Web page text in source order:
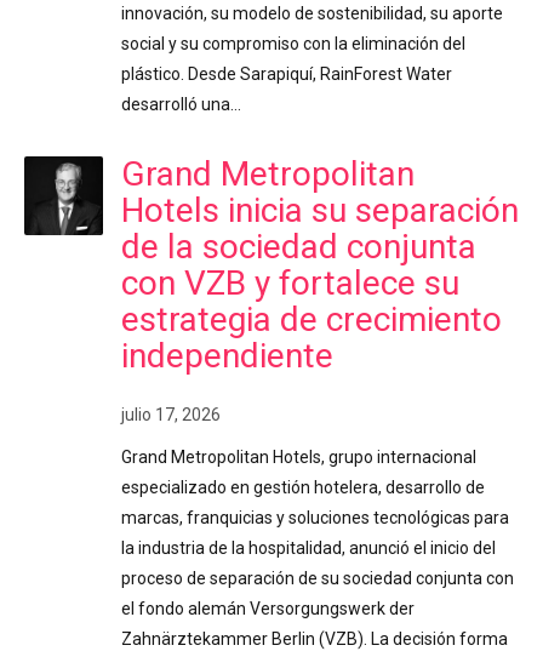
innovación, su modelo de sostenibilidad, su aporte
social y su compromiso con la eliminación del
plástico. Desde Sarapiquí, RainForest Water
desarrolló una…
Grand Metropolitan
Hotels inicia su separación
de la sociedad conjunta
con VZB y fortalece su
estrategia de crecimiento
independiente
julio 17, 2026
Grand Metropolitan Hotels, grupo internacional
especializado en gestión hotelera, desarrollo de
marcas, franquicias y soluciones tecnológicas para
la industria de la hospitalidad, anunció el inicio del
proceso de separación de su sociedad conjunta con
el fondo alemán Versorgungswerk der
Zahnärztekammer Berlin (VZB). La decisión forma